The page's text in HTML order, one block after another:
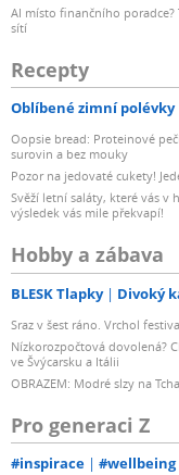
AI místo finančního
sítí
Recepty
Oblíbené zimní polévky
Oopsie bread: Proteinové
surovin a bez mouky
Pozor na jedovaté cukety!
Svěží letní saláty, které vás v
výsledek vás mile překvapí!
Hobby a zábava
BLESK Tlapky Divoký
Sraz v šest ráno. Vrchol
Nízkorozpočtová dovolená?
ve Švýcarsku a Itálii
OBRAZEM: Modré slzy na
Pro generaci Z
#inspirace #wellbeing